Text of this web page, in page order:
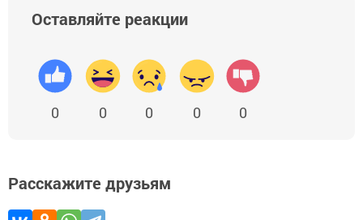
Оставляйте реакции
0 0 0 0 0
Расскажите друзьям